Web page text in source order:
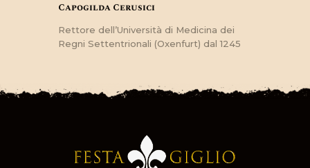
Capogilda Cerusici
Rettore dell’Università di Medicina dei
Regni Settentrionali (Oxenfurt) dal 1245